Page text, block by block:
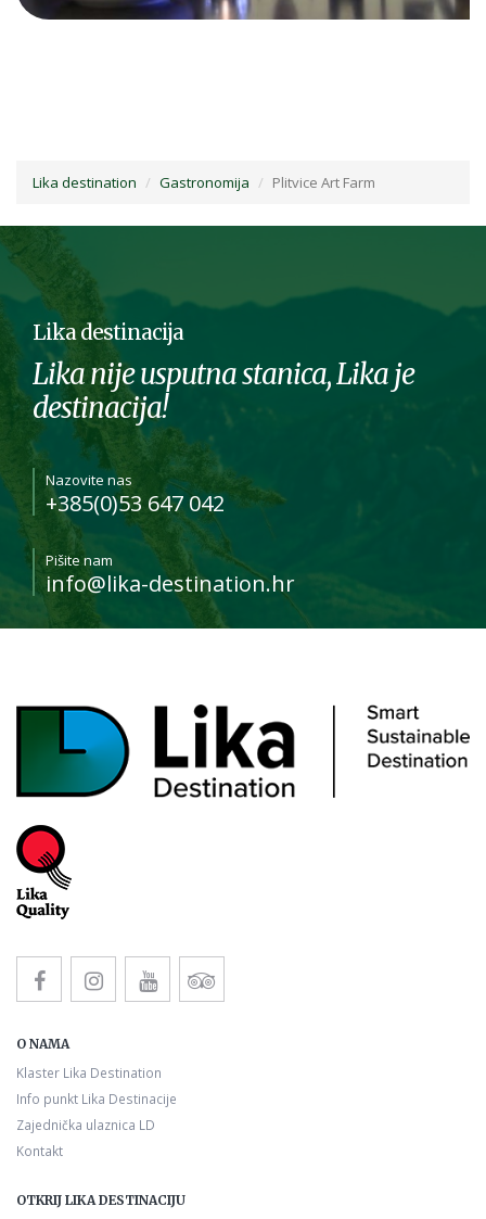
Lika destination Gastronomija Plitvice Art Farm
Lika destinacija
Lika nije usputna stanica, Lika je
destinacija!
Nazovite nas
+385(0)53 647 042
Pišite nam
info@lika-destination.hr
O NAMA
Klaster Lika Destination
Info punkt Lika Destinacije
Zajednička ulaznica LD
Kontakt
OTKRIJ LIKA DESTINACIJU